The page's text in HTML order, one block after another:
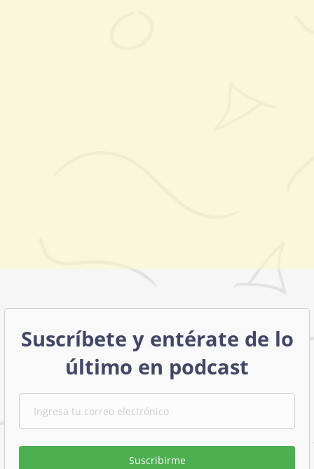
Suscríbete y entérate de lo
último en podcast
Suscribirme